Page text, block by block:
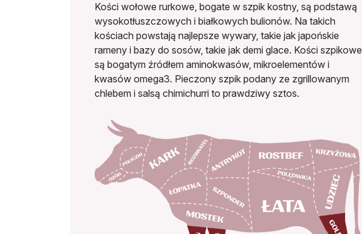
Kości wołowe rurkowe, bogate w szpik kostny, są podstawą
wysokotłuszczowych i białkowych bulionów. Na takich
kościach powstają najlepsze wywary, takie jak japońskie
rameny i bazy do sosów, takie jak demi glace. Kości szpikowe
są bogatym źródłem aminokwasów, mikroelementów i
kwasów omega3. Pieczony szpik podany ze zgrillowanym
chlebem i salsą chimichurri to prawdziwy sztos.